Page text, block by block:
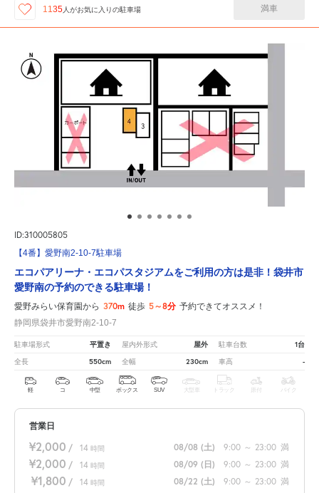
1135 人がお気に入りの駐車場 満車
ID:310005805
【4番】愛野南2-10-7駐車場
エコパアリーナ・エコパスタジアムをご利用の方は是非！袋井市
愛野南の予約のできる駐車場！
愛野みらい保育園から 370m 徒歩 5～8分 予約できてオススメ！
静岡県袋井市愛野南2-10-7
駐車場形式 平置き 屋内外形式 屋外 駐車台数 1台
全長 550cm 全幅 230cm 車高 -
軽 コ 中型 ボックス SUV 大型車 トラック 原付 バイク
営業日
¥2,000 / 14 時間 08/08 (土) 9:00 ～ 23:00 満
¥2,000 / 14 時間 08/09 (日) 9:00 ～ 23:00 満
¥1,800 / 14 時間 08/22 (土) 9:00 ～ 23:00 満